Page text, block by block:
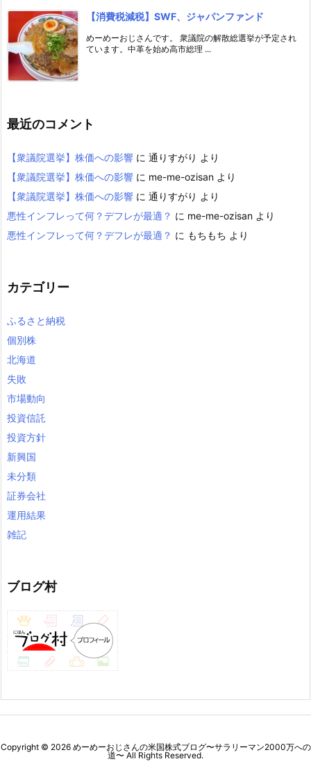
【消費税減税】SWF、ジャパンファンド
めーめーおじさんです。 衆議院の解散総選挙が予定され
ています。中革を始め高市総理 ...
最近のコメント
【衆議院選挙】株価への影響 に 通りすがり より
【衆議院選挙】株価への影響 に me-me-ozisan より
【衆議院選挙】株価への影響 に 通りすがり より
悪性インフレって何？デフレが最適？ に me-me-ozisan より
悪性インフレって何？デフレが最適？ に もちもち より
カテゴリー
ふるさと納税
個別株
北海道
失敗
市場動向
投資信託
投資方針
新興国
未分類
証券会社
運用結果
雑記
ブログ村
Copyright © 2026 めーめーおじさんの米国株式ブログ〜サラリーマン2000万への
道〜All Rights Reserved.